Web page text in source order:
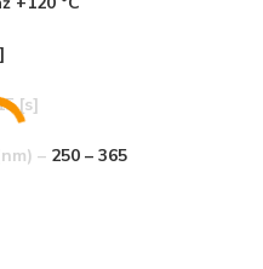
[s]
– 250 – 365